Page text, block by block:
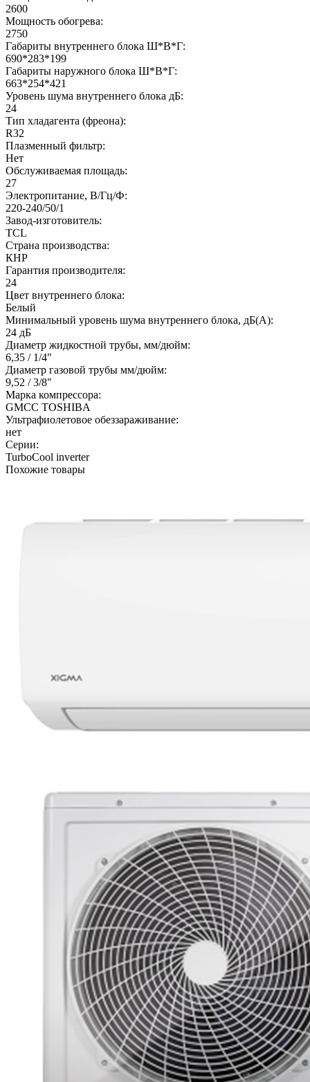
2600
Мощность обогрева:
2750
Габариты внутреннего блока Ш*В*Г:
690*283*199
Габариты наружного блока Ш*В*Г:
663*254*421
Уровень шума внутреннего блока дБ:
24
Тип хладагента (фреона):
R32
Плазменный фильтр:
Нет
Обслуживаемая площадь:
27
Электропитание, В/Гц/Ф:
220-240/50/1
Завод-изготовитель:
TCL
Страна производства:
КНР
Гарантия производителя:
24
Цвет внутреннего блока:
Белый
Минимальный уровень шума внутреннего блока, дБ(А):
24 дБ
Диаметр жидкостной трубы, мм/дюйм:
6,35 / 1/4"
Диаметр газовой трубы мм/дюйм:
9,52 / 3/8"
Марка компрессора:
GMCC TOSHIBA
Ультрафиолетовое обеззараживание:
нет
Серии:
TurboCool inverter
Похожие товары